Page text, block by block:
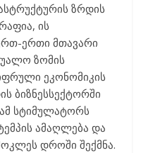
ზრდის
ის
ერთი მთავარი
ზომის
ეკონომიკის
ბიზნესსექტორში
სტიმულატორს
ამაღლება და
დროში შექმნა.